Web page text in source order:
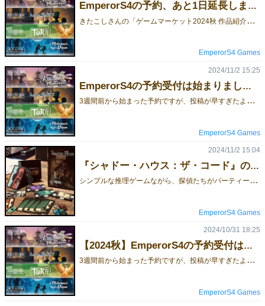
EmperorS4の予約、あと1日延長します！
き
たこしさんの「ゲームマーケット2024秋 作品紹介生配信」が明日から始まります。私たち EmperorS4 はDAY2の4番目に紹介される予定です。配信をご覧になって興味を持っていただいた方にも予約の機会を提供するため、締切日を1日延長させていただきます。なお、私たちと合同出展する Icerain Games は6番目の紹介となります。彼らの『真夏の夜の夢』も当店にて予約受付中です！『キモノ・メモリーズ』は予約受付残数が少なくなっており、一部は会場販売分として確保いたします。また、「ハレルヤロックボーイ」[両-G04]も会場での取り扱いがございます見逃した方は、イベント終了後、「ミステリー・トレジャー」で購入することができます。
EmperorS4 Games
EmperorS4の予約受付は始まりました！予約割引あり！
3
週間前から始まった予約ですが、投稿が早すぎたようで、リーチ効果が今ひとつでした。そのため、改めて告知させていただきます！台湾からの EmperorS4 Games です。今年もゲームマーケットに出展します！今回は４（3）個の新しいゲームをご用意して参りますので、この機会に是非お立ち寄り下さい。スーツケースで持参するため、既作は予約分のみの販売となります。私たちのゲームにご興味をお持ちでしたら、商品を確保するために、事前予約がおすすめです。製造コストと為替レートの上昇により、一部のゲームの価格が値上げされました。ご迷惑をおかけして申し訳ありません。そのため、今回は4,500円以上のご注文で500円引きとさせていただきます。もし9,000円以上のご注文で1,000円引きとさせていただきますよ。見逃した方は、イベント終了後、「ミステリー・トレジャー」で購入することができます。 【新品】キモノ・メモリーズ/和服印象（Kimono Memories) ￥2,500円カメラマンたちが美しい後ろ姿の写真を競い合う！2人用マジョリティー＆チャレンジングな1人用パズルが楽しめます。シマムラナオさんの『HINADAN』が華麗に変身！2024新版 シャドー・ハウス：ザ・コード（Shadow House: The Code) ￥2,000円先行体験版購入者には1,000円引きの特別割引があります、割引説明をご確認ください探偵たちがパーティー中にヒントを明かし、金庫の鍵を開けようとするシンプルな推理ゲームだ。それぞれの探偵は陣営に属しており、ライバルも家の中にいます。金庫を解除する必要がある一方で、彼らにはもう1つの目的があります。真夏の夜の夢（A Midsummer Night's Dream) ￥2,200円挑戦的なゴーアウト系カードゲーム！プレイヤーは交互に同じランクか1つ上の役を出します。最後の手札を出したプレイヤー以外は減点…さらに、一部のカードには2つのランクがあり、勝負の行方を左右します。リズムある役構築で、突破口を見つけられるか？ トリイ（Torii) ￥4,500円発送が遅れる可能性がありますので、「ミステリー・トレジャー」でご予約ください。入荷が間に合えば、会場で数量限定で販売する予定だ。アブストラクトゲームで、プレイヤーは特殊な能力を持つ森の霊を操作し、ボード上を飛び回りながら追隨者を広めていきます。追隨者が一列に並ぶと、鳥居が建てられ、その地域が守られることになります。【既作】ぶらり、ブラーノ島：ロール＆ライト ￥2,500円ぶらり、プロヴァンス ￥2,500円ぶらり、ブラーノ島 ￥2,500円馭利 交易者 ワールド エクスチェインジャーズ 予約￥2,500円以上全部は日本語ルール付き、予約フォームでルールを確認することができます。【ご注意】ご予約商品は、当日午後4時までをお取り置き期限とさせていただいております。ぜひそれまでにお越しください。11/16（土）のみ受け取り可能です。何かご不明な点などがございましたら、お気軽にお問い合わせください。事前予約は 11月12日 午後13時まで受け付けます。規定数に達しました場合は早期に予約受付を終了させていただく場合がございます。 予約フォームはこちらゲームマーケットでお目にかかることを楽しみにしております。よろしくお願い致します。お問い合わせは、メール：service@emperors4.comツイッター（X）：@boardgame_love
2024/11/2 15:25
EmperorS4 Games
『シャドー・ハウス：ザ・コード』の簡単なプレイの流れ例
シ
ンプルな推理ゲームながら、探偵たちがパーティー中に金庫の鍵を開けるため、互いにヒントを駆け引きしながら明かしていきます。 ゲームの準備 ゲーム開始時、各プレイヤーには数字の書かれた手がかりカードが配布され、その数字順に裏向きで並べます。ゲームが進むにつれ、カードの間に数字の書かれたタイルが配置され、それが金庫内のカードの数字を推理する手がかりとなっていきます。 手がかりカードを金庫内に設置します 各探偵は陣営に属しており、この家の中にはライバルも存在します。金庫を解除するだけでなく、ライバルの評判を落とすことも勝利への重要な要素となります。金庫の中の数字を完全に特定するまで待っていると、他のプレイヤーに先を越されてしまう可能性があるため、時にはリスクを取って賭けに出る必要もあるでしょう。 ゲームの流れ例 黄色プレイヤーの手がかりカード（実際には裏向きですが、図解用に表示しています）は、自身の陣営カード[5]の両側に数字が配置されています。他のプレイヤーの判断を惑わせるため、意図的に5番を左側に配置しています。 黄色プレイヤーは【1杯いかが？】のアクションを実行。自身は2枚、他プレイヤーは1枚ずつヒントタイルを引くことになります。幸運なことに1と3のタイルを引き、これらは全て自分の手がかりカード列の最左端に配置されていたため、他プレイヤーに新しい情報を与えることなく済みました。 緑色プレイヤーも【1杯いかが？】のアクションを選びましたが、運に恵まれませんでした。引いたヒントタイルの中に、手がかりカードを挟んで左側が2、右側が3というものがあり、結果としてその手がかりカードの数字は2か3のどちらかということが判明してしまいました。 次の青色プレイヤーは、自身の手がかりカードが2枚とも3（実際には裏向きですが、図解用に表示しています）だったため、緑色プレイヤーの手がかりカードは必ず2であると確信できました。 この推理に基づき、青色プレイヤーは【暴露】アクションを使用し、問題の手がかりカードを2と予測することにしました。 他のプレイヤーからの立て続けの攻勢を受け、緑色プレイヤーは【解錠】アクションで金庫内の手がかりカードの数字を予測することを決意しましたが、残念ながら失敗してしまいました！ 最初に【解錠】に失敗したプレイヤーとなったため、「金庫の番人」という役割を担うことになり、陣営キャラクターカードは裏返されました。陣営での勝利を目指すのではなく、新たな勝利条件が設定されます。他プレイヤーの推理判定を行い、失敗するたびにそのプレイヤーからヒントタイル1枚を獲得。3枚集めれば勝利です！ 対決モードでは、探偵たちは順にアクションを選択して秘密を暴き、手がかりの間にヒントを配置します。誰かが金庫の中の正しいパスワードを見つけ出すまでこれを続けます。また、他人の秘密を暴き、他の陣営を脱落させることによっても、勝利点が得られます。 もう一つの陰謀モードでは、探偵たちは互いに協力し合って金庫のパスワードを解読することで名声を手に入れます。しかし、解錠に失敗すると名声を手にすることはできないため、より慎重な決定が求められます。 ゲムマ24秋の予約 数量限定のため、興味のある方はぜひご予約を！会場に来られない方も、ミステリアス・トレジャーでの予約が可能です！ 特別割引のお知らせ 昨年のTGM23秋で先行体験版をご購入いただいた方には、感謝の気持ちを込めて1,000円引きの特別割引を提供しています。前回の予約特典「MDF金庫」または「先行体験版の表紙」をお見せいただくことで、割引が適用されます。
2024/11/2 15:04
EmperorS4 Games
【2024秋】EmperorS4の予約受付は始まりました！予約割引あり！
3
週間前から始まった予約ですが、投稿が早すぎたようで、リーチ効果が今ひとつでした。そのため、改めて告知させていただきます！台湾からの EmperorS4 Games です。今年もゲームマーケットに出展します！今回は４（3）個の新しいゲームをご用意して参りますので、この機会に是非お立ち寄り下さい。スーツケースで持参するため、既作は予約分のみの販売となります。私たちのゲームにご興味をお持ちでしたら、商品を確保するために、事前予約がおすすめです。製造コストと為替レートの上昇により、一部のゲームの価格が値上げされました。ご迷惑をおかけして申し訳ありません。そのため、今回は4,500円以上のご注文で500円引きとさせていただきます。もし9,000円以上のご注文で1,000円引きとさせていただきますよ。見逃した方は、イベント終了後、「ミステリー・トレジャー」で購入することができます。 【新品】キモノ・メモリーズ/和服印象（Kimono Memories) ￥2,500円カメラマンたちが美しい後ろ姿の写真を競い合う！2人用マジョリティー＆チャレンジングな1人用パズルが楽しめます。シマムラナオさんの『HINADAN』が華麗に変身！2024新版 シャドー・ハウス：ザ・コード（Shadow House: The Code) ￥2,000円先行体験版購入者には1,000円引きの特別割引があります、割引説明をご確認ください探偵たちがパーティー中にヒントを明かし、金庫の鍵を開けようとするシンプルな推理ゲームだ。それぞれの探偵は陣営に属しており、ライバルも家の中にいます。金庫を解除する必要がある一方で、彼らにはもう1つの目的があります。真夏の夜の夢（A Midsummer Night's Dream) ￥2,200円挑戦的なゴーアウト系カードゲーム！プレイヤーは交互に同じランクか1つ上の役を出します。最後の手札を出したプレイヤー以外は減点…さらに、一部のカードには2つのランクがあり、勝負の行方を左右します。リズムある役構築で、突破口を見つけられるか？ トリイ（Torii) ￥4,500円発送が遅れる可能性がありますので、「ミステリー・トレジャー」でご予約ください。入荷が間に合えば、会場で数量限定で販売する予定だ。アブストラクトゲームで、プレイヤーは特殊な能力を持つ森の霊を操作し、ボード上を飛び回りながら追隨者を広めていきます。追隨者が一列に並ぶと、鳥居が建てられ、その地域が守られることになります。【既作】ぶらり、ブラーノ島：ロール＆ライト ￥2,500円ぶらり、プロヴァンス ￥2,500円ぶらり、ブラーノ島 ￥2,500円馭利 交易者 ワールド エクスチェインジャーズ 予約￥2,500円以上全部は日本語ルール付き、予約フォームでルールを確認することができます。予約申し込み手続きが完了しますと、受付完了のメールが届いた時点でご予約完了となります。お申し込みお待ちしております。商品を受け取るには「お名前」と「引き換え番号（電話番号下４桁）」が必要ですので、商品代金をご用意の上、予約受付にてお越しください。【ご注意】ご予約商品は、当日午後4時までをお取り置き期限とさせていただいております。ぜひそれまでにお越しください。11/16（土）のみ受け取り可能です。何かご不明な点などがございましたら、お気軽にお問い合わせください。事前予約は 11月12日 午後13時まで受け付けます。規定数に達しました場合は早期に予約受付を終了させていただく場合がございます。 予約フォームはこちらゲームマーケットでお目にかかることを楽しみにしております。よろしくお願い致します。お問い合わせは、メール：service@emperors4.comツイッター（X）：@boardgame_love
2024/10/31 18:25
EmperorS4 Games